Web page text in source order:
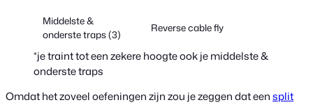
Middelste &
onderste traps (3)
Reverse cable fly
*je traint tot een zekere hoogte ook je middelste &
onderste traps
Omdat het zoveel oefeningen zijn zou je zeggen dat eensplit